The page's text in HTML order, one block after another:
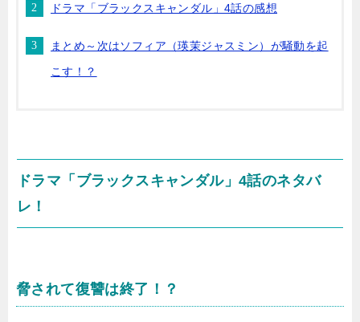
ドラマ「ブラックスキャンダル」4話の感想
まとめ～次はソフィア（瑛茉ジャスミン）が騒動を起
こす！？
ドラマ「ブラックスキャンダル」4話のネタバ
レ！
脅されて復讐は終了！？